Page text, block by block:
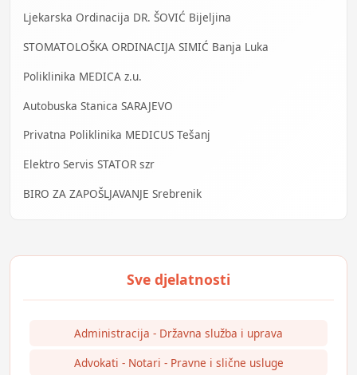
Ljekarska Ordinacija DR. ŠOVIĆ Bijeljina
STOMATOLOŠKA ORDINACIJA SIMIĆ Banja Luka
Poliklinika MEDICA z.u.
Autobuska Stanica SARAJEVO
Privatna Poliklinika MEDICUS Tešanj
Elektro Servis STATOR szr
BIRO ZA ZAPOŠLJAVANJE Srebrenik
Administracija - Državna služba i uprava
Advokati - Notari - Pravne i slične usluge